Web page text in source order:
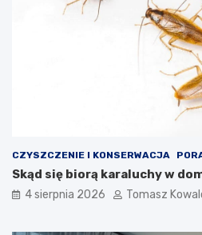
CZYSZCZENIE I KONSERWACJA
Skąd się biorą karaluchy w
4 sierpnia 2026 Tomasz